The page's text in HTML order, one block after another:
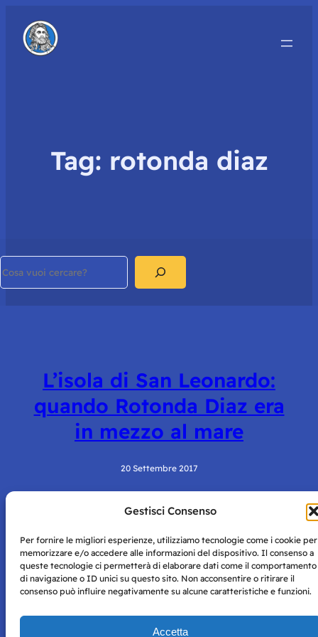
Gestisci Consenso
Per fornire le migliori esperienze, utilizziamo tecnologie come i cookie per
memorizzare e/o accedere alle informazioni del dispositivo. Il consenso a
queste tecnologie ci permetterà di elaborare dati come il comportamento
di navigazione o ID unici su questo sito. Non acconsentire o ritirare il
consenso può influire negativamente su alcune caratteristiche e funzioni.
Accetta
Tag: rotonda diaz
L’isola di San Leonardo:
quando Rotonda Diaz era
in mezzo al mare
20 Settembre 2017
Napoli con autorizzazione numero 38 del 25/9/2019.
Tutte le immagini e i contenuti su questo sito sono forniti